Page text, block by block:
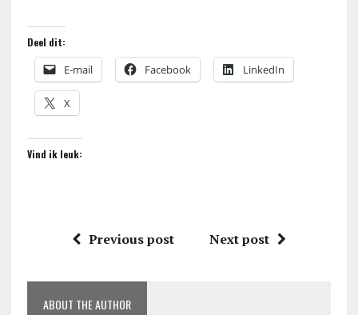
Deel dit:
E-mail Facebook LinkedIn
X
Vind ik leuk:
Previous post Next post
ABOUT THE AUTHOR